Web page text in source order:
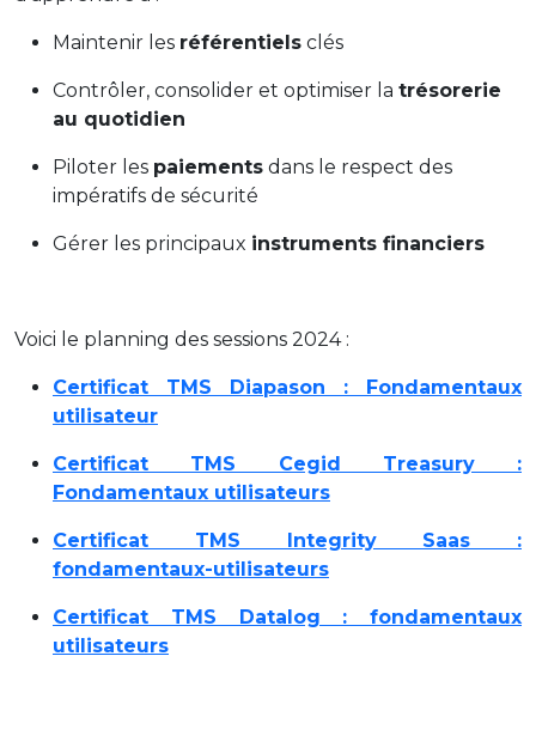
Maintenir les référentiels clés
Contrôler, consolider et optimiser la trésorerie
au quotidien
Piloter les paiements dans le respect des
impératifs de sécurité
Gérer les principaux instruments financiers
Voici le planning des sessions 2024 :
Certificat TMS Diapason : Fondamentaux
utilisateur
Certificat TMS Cegid Treasury :
Fondamentaux utilisateurs
Certificat TMS Integrity Saas :
fondamentaux-utilisateurs
Certificat TMS Datalog : fondamentaux
utilisateurs